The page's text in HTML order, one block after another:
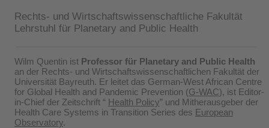
Rechts- und Wirtschaftswissenschaftliche Fakultät
Lehrstuhl für Planetary and Public Health
Wilm Quentin ist Professor für Planetary and Public Health
an der Rechts- und Wirtschaftswissenschaftlichen Fakultät der
Universität Bayreuth. Er leitet das German-West African Centre
for Global Health and Pandemic Prevention (G-WAC), ist Editor-
in-Chief der Zeitschrift “ Health Policy” und Mitherausgeber der
Health Care Systems in Transition Series des European
Observatory.